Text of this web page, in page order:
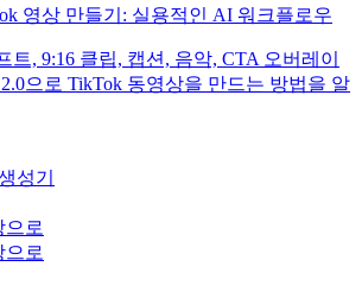
영상 만들기: 실용적인 AI 워크플로우
트, 9:16 클립, 캡션, 음악, CTA 오버레이
2.0으로 TikTok 동영상을 만드는 방법을 알
성기
으로
으로